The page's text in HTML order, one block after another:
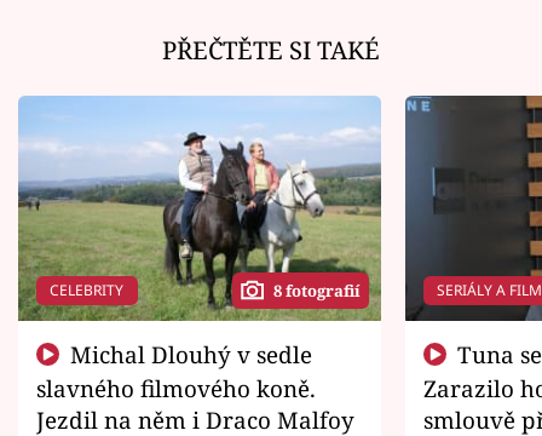
PŘEČTĚTE SI TAKÉ
CELEBRITY 8 fotografií
slavného filmového koně.
Jezdil na něm i Draco Malfoy
SERIÁLY A
Zarazilo
smlouvě